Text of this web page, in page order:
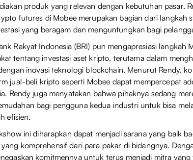
produk yang relevan dengan kebutuhan pasar.
futures di Mobee merupakan bagian dari langkah
yang beragam dan menguntungkan bagi
Rakyat Indonesia (BRI) pun mengapresiasi langkah
tentang investasi aset kripto, terutama dalam
inovasi teknologi blockchain. Menurut Rendy,
jual-beli kripto seperti Mobee dapat mempercepat
Rendy juga menyatakan bahwa pihaknya sedang
bagi pengguna kedua industri untuk bisa
efisien.
ini diharapkan dapat menjadi sarana yang baik
komprehensif dari para pakar di bidangnya.
komitmennya untuk terus menjadi mitra